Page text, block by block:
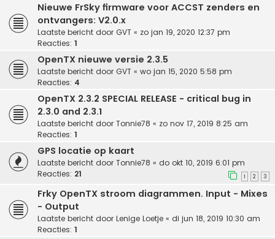
Nieuwe FrSky firmware voor ACCST zenders en
ontvangers: V2.0.x
Laatste bericht door GVT « zo jan 19, 2020 12:37 pm
Reacties: 1
OpenTX nieuwe versie 2.3.5
Laatste bericht door GVT « wo jan 15, 2020 5:58 pm
Reacties: 4
OpenTX 2.3.2 SPECIAL RELEASE - critical bug in
2.3.0 and 2.3.1
Laatste bericht door Tonnie78 « zo nov 17, 2019 8:25 am
Reacties: 1
GPS locatie op kaart
Laatste bericht door Tonnie78 « do okt 10, 2019 6:01 pm
Reacties: 21 1 2 3
Frky OpenTX stroom diagrammen. Input - Mixes
- Output
Laatste bericht door Lenige Loetje « di jun 18, 2019 10:30 am
Reacties: 1